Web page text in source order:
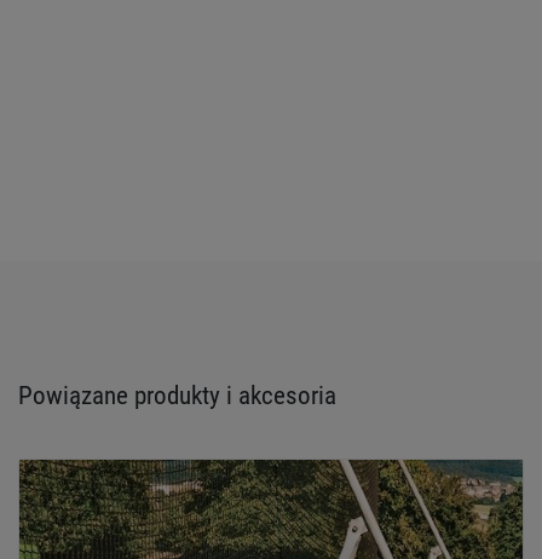
Powiązane produkty i akcesoria